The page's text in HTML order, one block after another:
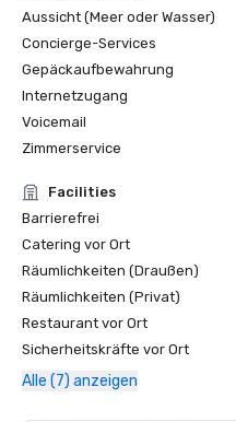
Aussicht (Meer oder Wasser)
Concierge-Services
Gepäckaufbewahrung
Internetzugang
Voicemail
Zimmerservice
Facilities
Barrierefrei
Catering vor Ort
Räumlichkeiten (Draußen)
Räumlichkeiten (Privat)
Restaurant vor Ort
Sicherheitskräfte vor Ort
Alle (7) anzeigen